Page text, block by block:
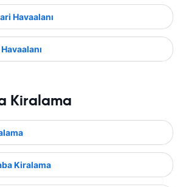
Havaalanı
Kiralama
Kiralama